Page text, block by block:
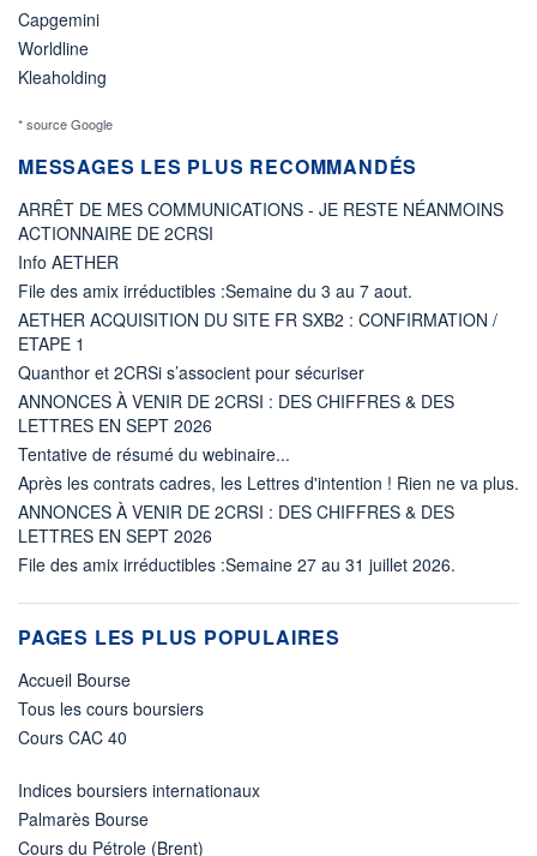
Capgemini
Worldline
Kleaholding
* source Google
MESSAGES LES PLUS RECOMMANDÉS
ARRÊT DE MES COMMUNICATIONS - JE RESTE NÉANMOINS
ACTIONNAIRE DE 2CRSI
Info AETHER
File des amix irréductibles :Semaine du 3 au 7 aout.
AETHER ACQUISITION DU SITE FR SXB2 : CONFIRMATION /
ETAPE 1
Quanthor et 2CRSi s’associent pour sécuriser
ANNONCES À VENIR DE 2CRSI : DES CHIFFRES & DES
LETTRES EN SEPT 2026
Tentative de résumé du webinaire...
Après les contrats cadres, les Lettres d'intention ! Rien ne va plus.
ANNONCES À VENIR DE 2CRSI : DES CHIFFRES & DES
LETTRES EN SEPT 2026
File des amix irréductibles :Semaine 27 au 31 juillet 2026.
PAGES LES PLUS POPULAIRES
Accueil Bourse
Tous les cours boursiers
Cours CAC 40
Indices boursiers internationaux
Palmarès Bourse
Cours du Pétrole (Brent)